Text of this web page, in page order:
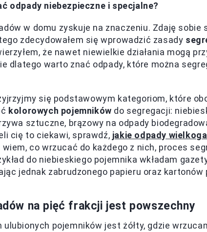
odpady niebezpieczne i specjalne?
w domu zyskuje na znaczeniu. Zdaję
zdecydowałem się wprowadzić zasady
że nawet niewielkie działania mogą
dlatego warto znać odpady, które można
się podstawowym kategoriom, które
kolorowych pojemników do segregacji:
sztuczne, brązowy na odpady
cię to ciekawi, sprawdź, jakie odpady
wiem, co wrzucać do każdego z nich, proces
do niebieskiego pojemnika wkładam
jednak zabrudzonego papieru oraz
na pięć frakcji jest powszechny
ulubionych pojemników jest żółty, gdzie